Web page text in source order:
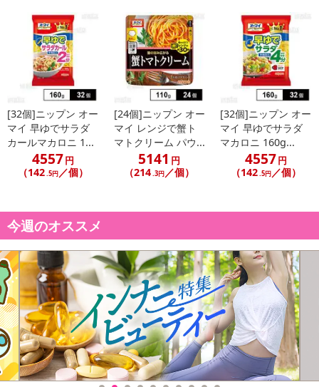
[32個]ニップン オー
マイ 早ゆでサラダ
カールマカロニ 1...
4557円
（142.5円／個）
[24個]ニップン オー
マイ レンジで蟹ト
マトクリーム パウ...
5141 円
（214.3円／個）
[32個]ニップン オー
マイ 早ゆでサラダ
マカロニ 160g...
4557円
（142.5円／個）
今週のオススメ